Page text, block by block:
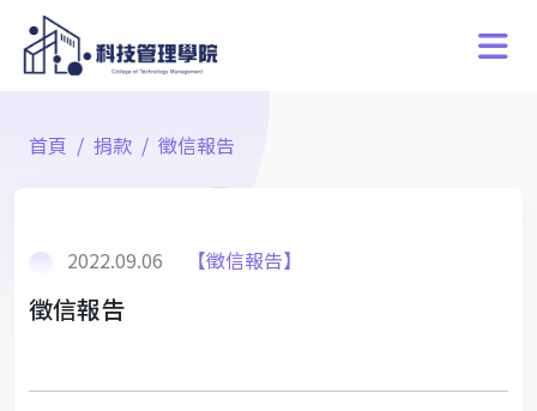
首頁 捐款 徵信報告
2022.09.06 【徵信報告】
徵信報告